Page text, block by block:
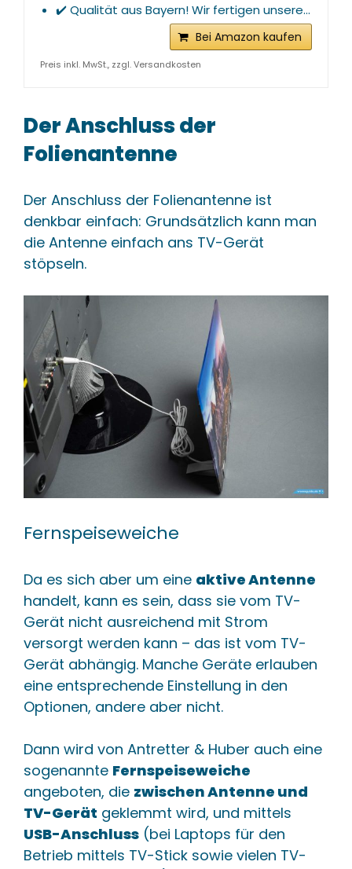
✔️ Qualität aus Bayern! Wir fertigen unsere...
Bei Amazon kaufen
Preis inkl. MwSt., zzgl. Versandkosten
Der Anschluss der
Folienantenne
Der Anschluss der Folienantenne ist
denkbar einfach: Grundsätzlich kann man
die Antenne einfach ans TV-Gerät
stöpseln.
Fernspeiseweiche
Da es sich aber um eine aktive Antenne
handelt, kann es sein, dass sie vom TV-
Gerät nicht ausreichend mit Strom
versorgt werden kann – das ist vom TV-
Gerät abhängig. Manche Geräte erlauben
eine entsprechende Einstellung in den
Optionen, andere aber nicht.
Dann wird von Antretter & Huber auch eine
sogenannte Fernspeiseweiche
angeboten, die zwischen Antenne und
TV-Gerät geklemmt wird, und mittels
USB-Anschluss (bei Laptops für den
Betrieb mittels TV-Stick sowie vielen TV-